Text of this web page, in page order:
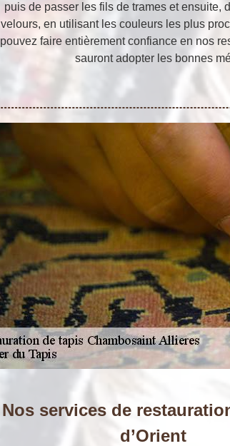
puis de passer les fils de trames et ensuite,
velours, en utilisant les couleurs les plus
pouvez faire entièrement confiance en nos
sauront adopter les bonnes
Nos services de
d’Orient